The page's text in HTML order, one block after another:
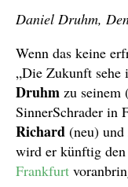
Daniel Druhm,
Wenn das keine
„Die Zukunft sehe
Druhm zu seinem
SinnerSchrader in
Richard (neu) und
wird er künftig den
Frankfurt